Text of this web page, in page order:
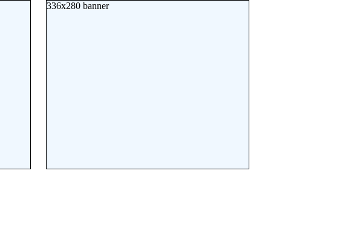
336x280 banner